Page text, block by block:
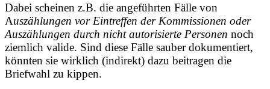
Dabei scheinen z.B. die angeführten Fälle von
Auszählungen vor Eintreffen der Kommissionen oder
Auszählungen durch nicht autorisierte Personen noch
ziemlich valide. Sind diese Fälle sauber dokumentiert,
könnten sie wirklich (indirekt) dazu beitragen die
Briefwahl zu kippen.